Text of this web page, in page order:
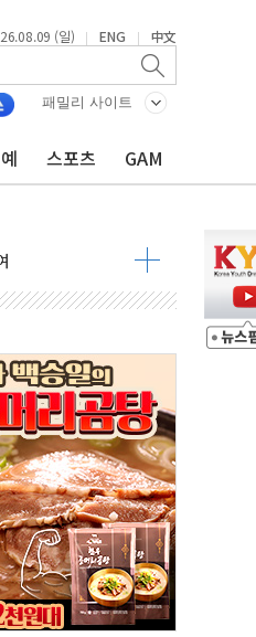
(일) | ENG | 中文
패밀리 사이트
스포츠 GAM
vs 鄭 44.53%
44.40%
44.40%
송영길 5.83%
송영길 7.76%
법
계 양극화 심화